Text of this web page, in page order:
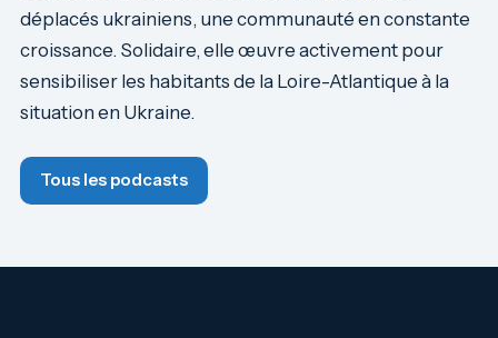
déplacés ukrainiens, une communauté en constante
croissance. Solidaire, elle œuvre activement pour
sensibiliser les habitants de la Loire-Atlantique à la
situation en Ukraine.
Tous les podcasts